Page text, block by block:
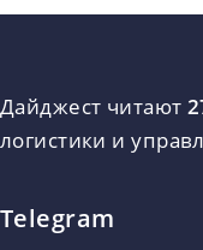
Дайджест читают
логистики и
Telegram